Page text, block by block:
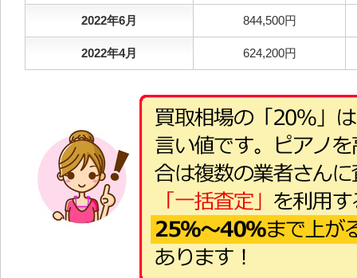
2022年6月 844,500円
2022年4月 624,200円